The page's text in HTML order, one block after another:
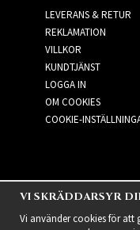
LEVERANS & RETUR
REKLAMATION
VILLKOR
KUNDTJÄNST
LOGGA IN
OM COOKIES
COOKIE-
VI SKRÄDDARSYR
Vi använder cookies för att